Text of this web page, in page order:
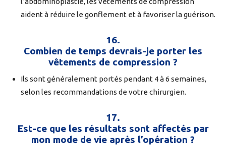
aident à réduire le gonflement et à favoriser la guérison.
16.
Combien de temps devrais-je porter les
vêtements de compression ?
Ils sont généralement portés pendant 4 à 6 semaines,
selon les recommandations de votre chirurgien.
17.
Est-ce que les résultats sont affectés par
mon mode de vie après l’opération ?